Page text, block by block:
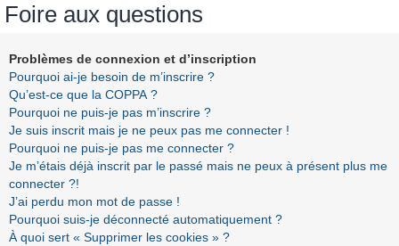
Foire aux questions
Problèmes de connexion et d’inscription
Pourquoi ai-je besoin de m’inscrire ?
Qu’est-ce que la COPPA ?
Pourquoi ne puis-je pas m’inscrire ?
Je suis inscrit mais je ne peux pas me connecter !
Pourquoi ne puis-je pas me connecter ?
Je m’étais déjà inscrit par le passé mais ne peux à présent plus me
connecter ?!
J’ai perdu mon mot de passe !
Pourquoi suis-je déconnecté automatiquement ?
À quoi sert « Supprimer les cookies » ?